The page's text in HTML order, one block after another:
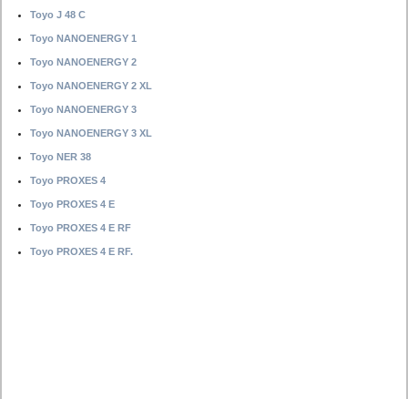
Toyo J 48 C
Toyo NANOENERGY 1
Toyo NANOENERGY 2
Toyo NANOENERGY 2 XL
Toyo NANOENERGY 3
Toyo NANOENERGY 3 XL
Toyo NER 38
Toyo PROXES 4
Toyo PROXES 4 E
Toyo PROXES 4 E RF
Toyo PROXES 4 E RF.